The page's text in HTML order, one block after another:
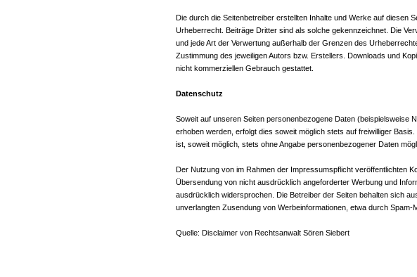
Die durch die Seitenbetreiber erstellten Inhalte und Werke auf diesen
Urheberrecht. Beiträge Dritter sind als solche gekennzeichnet. Die
und jede Art der Verwertung außerhalb der Grenzen des
Zustimmung des jeweiligen Autors bzw. Erstellers. Downloads und
nicht kommerziellen Gebrauch gestattet.
Datenschutz
Soweit auf unseren Seiten personenbezogene Daten (beispielsweise
erhoben werden, erfolgt dies soweit möglich stets auf freiwilliger
ist, soweit möglich, stets ohne Angabe personenbezogener Daten
Der Nutzung von im Rahmen der Impressumspflicht veröffentlichten
Übersendung von nicht ausdrücklich angeforderter Werbung und
ausdrücklich widersprochen. Die Betreiber der Seiten behalten sich
unverlangten Zusendung von Werbeinformationen, etwa durch Spam-
Quelle: Disclaimer von Rechtsanwalt Sören Siebert